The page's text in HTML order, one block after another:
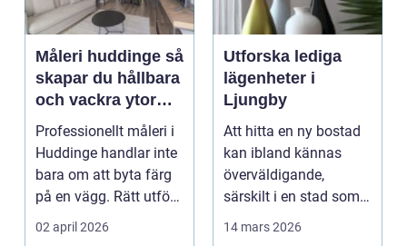
Måleri huddinge så
skapar du hållbara
och vackra ytor
hemma
Professionellt måleri i
Huddinge handlar inte
bara om att byta färg
på en vägg. Rätt utfört
arbete s...
02 april 2026
Utforska lediga
lägenheter i
Ljungby
Att hitta en ny bostad
kan ibland kännas
överväldigande,
särskilt i en stad som
...
14 mars 2026